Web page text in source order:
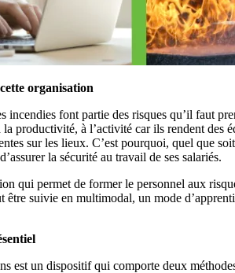
organisation
font partie des risques qu’il faut
productivité, à l’activité car ils rendent
sur les lieux. C’est pourquoi, quel que
la sécurité au travail de ses salariés.
qui permet de former le personnel aux
suivie en multimodal, un mode
est un dispositif qui comporte deux